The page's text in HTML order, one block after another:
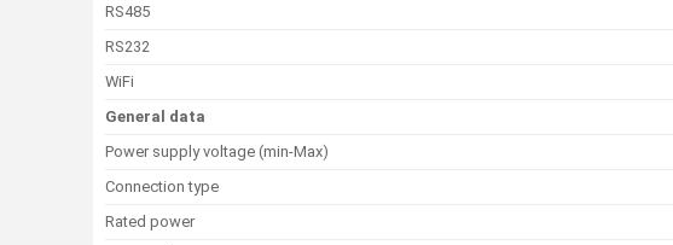
RS485
RS232
WiFi
General data
Power supply voltage (min-Max)
Connection type
Rated power